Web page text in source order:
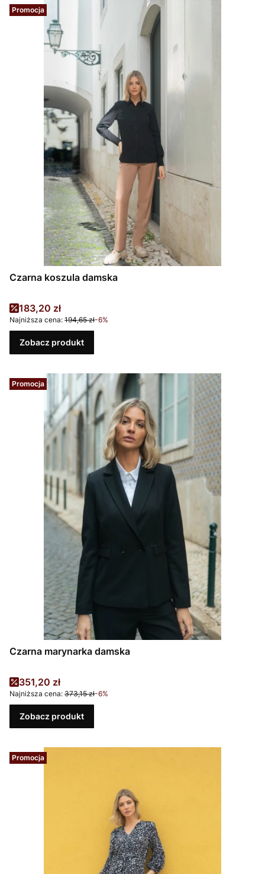
Promocja
Czarna koszula damska
Cena promocyjna
183,20 zł
Najniższa cena: 194,65 zł-6%
Zobacz produkt
Promocja
Czarna marynarka damska
Cena promocyjna
351,20 zł
Najniższa cena: 373,15 zł-6%
Zobacz produkt
Promocja